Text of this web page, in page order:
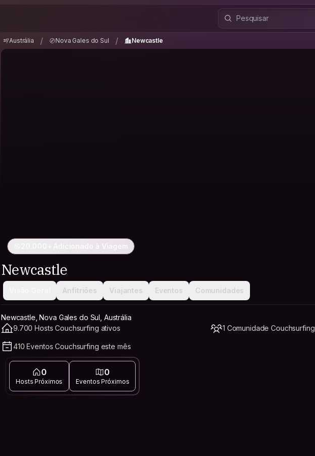
Austrália / Nova Gales do Sul / Newcastle
20.000+ Adicionado à Viagem
Newcastle
Anfitriões Viajantes Eventos Comunidades
Newcastle, Nova Gales do Sul, Austrália
9.700 Hosts Couchsurfing ativos
1 Comunidade Couchsurfing
410 Eventos Couchsurfing este mês
0
Hosts Próximos
0
Eventos Próximos